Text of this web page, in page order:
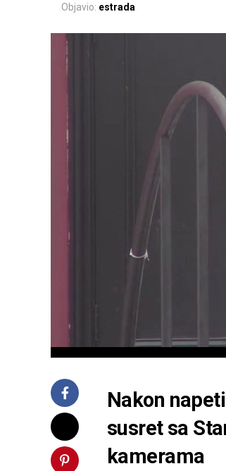
Objavio: estrada
Nakon
susret sa
kamerama